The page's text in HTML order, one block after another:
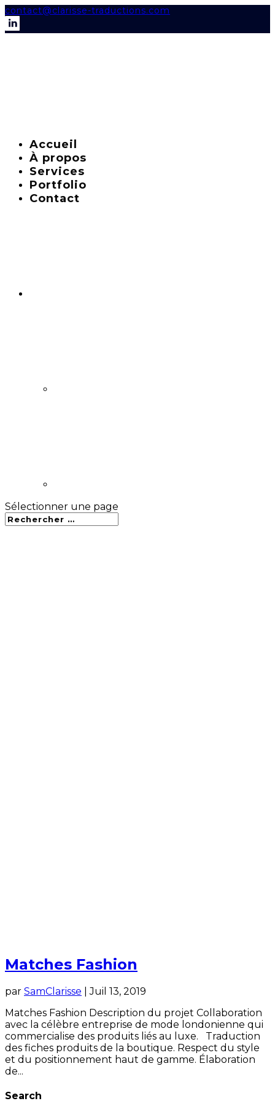
contact@clarisse-traductions.com
Accueil
À propos
Services
Portfolio
Contact
Sélectionner une page
Matches Fashion
par SamClarisse |Juil 13, 2019
Matches Fashion Description du projet Collaboration
avec la célèbre entreprise de mode londonienne qui
commercialise des produits liés au luxe. Traduction
des fiches produits de la boutique. Respect du style
et du positionnement haut de gamme. Élaboration
de...
Search